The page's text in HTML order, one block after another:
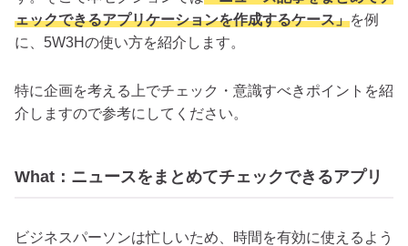
ェックできるアプリケーションを作成するケース」を例
に、5W3Hの使い方を紹介します。
特に企画を考える上でチェック・意識すべきポイントを紹
介しますので参考にしてください。
What：ニュースをまとめてチェックできるアプリ
ビジネスパーソンは忙しいため、時間を有効に使えるよう